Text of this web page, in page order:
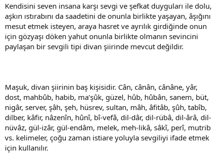
Kendisini seven insana karşı sevgi ve şefkat duyguları ile dolu,
aşkın ıstırabını da saadetini de onunla birlikte yaşayan, âşığını
mesut etmek isteyen, araya hasret ve ayrılık girdiğinde onun
için gözyaşı döken yahut onunla birlikte olmanın sevincini
paylaşan bir sevgili tipi divan şiirinde mevcut değildir.
Maşuk, divan şiirinin baş kişisidir. Cân, cânân, cânâne, yâr,
dost, mahbûb, habib, ma’şûk, güzel, hûb, hûbân, sanem, büt,
nigâr, server, şâh, şeh, hüsrev, sultan, mâh, âfitâb, şûh, tabîb,
dilber, kâfir, nâzenîn, hûnî, bî-vefâ, dil-dâr, dil-rübâ, dil-ârâ, dil-
nüvâz, gül-izâr, gül-endâm, melek, meh-likâ, sâkî, perî, mutrib
vs. kelimeler, çoğu zaman istiare yoluyla sevgiliyi ifade etmek
için kullanılır.